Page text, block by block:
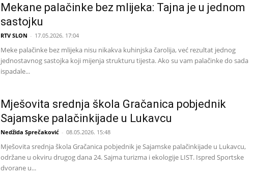
Mekane palačinke bez mlijeka: Tajna je u jednom
sastojku
RTV SLON - 17.05.2026. 17:04
Meke palačinke bez mlijeka nisu nikakva kuhinjska čarolija, već rezultat jednog
jednostavnog sastojka koji mijenja strukturu tijesta. Ako su vam palačinke do sada
ispadale...
Mješovita srednja škola Gračanica pobjednik
Sajamske palačinkijade u Lukavcu
Nedžida Sprečaković - 08.05.2026. 15:48
Mješovita srednja škola Gračanica pobjednik je Sajamske palačinkijade u Lukavcu,
održane u okviru drugog dana 24. Sajma turizma i ekologije LIST. Ispred Sportske
dvorane u...